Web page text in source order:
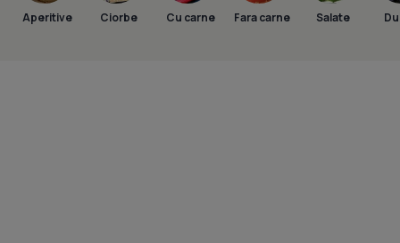
Aperitive Ciorbe Cu carne Fara carne Salate